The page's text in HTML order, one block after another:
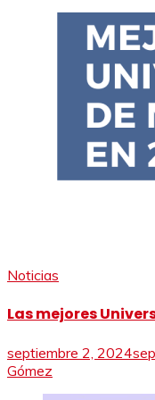
Noticias
Las mejores
septiembre 2, 2024
Gómez